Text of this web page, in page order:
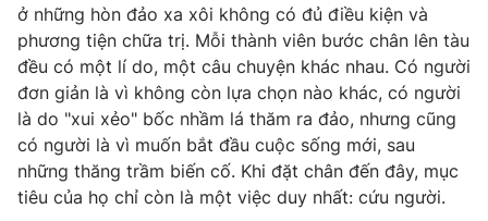
Góc doanh nghiệp
Truyền hình
Phim VTV
Hậu trường
Nhân vật
Khán giả
Giải trí
Điện ảnh
Âm nhạc
Đời sống
Du lịch
Giáo dục
ở những hòn đảo xa xôi không có đủ điều kiện và
phương tiện chữa trị. Mỗi thành viên bước chân lên tàu
đều có một lí do, một câu chuyện khác nhau. Có người
đơn giản là vì không còn lựa chọn nào khác, có người
là do "xui xẻo" bốc nhầm lá thăm ra đảo, nhưng cũng
có người là vì muốn bắt đầu cuộc sống mới, sau
những thăng trầm biến cố. Khi đặt chân đến đây, mục
tiêu của họ chỉ còn là một việc duy nhất: cứu người.